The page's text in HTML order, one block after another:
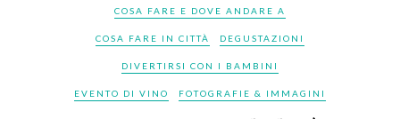
COSA FARE E DOVE ANDARE A
COSA FARE IN CITTÀ DEGUSTAZIONI
DIVERTIRSI CON I BAMBINI
EVENTO DI VINO FOTOGRAFIE & IMMAGINI